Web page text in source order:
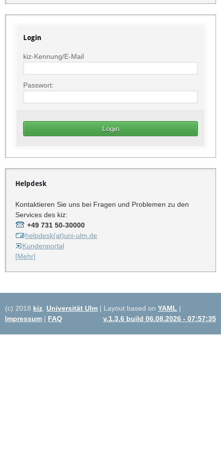
Login
kiz-Kennung/E-Mail
Passwort:
Helpdesk
Kontaktieren Sie uns bei Fragen und Problemen zu den
Services des kiz:
+49 731 50-30000
helpdesk(at)uni-ulm.de
Kundenportal
[Mehr]
(c) 2018 kiz Universität Ulm | Layout based on YAML |
Impressum | FAQ v.1.3.6 build 06.08.2026 - 07:57:35